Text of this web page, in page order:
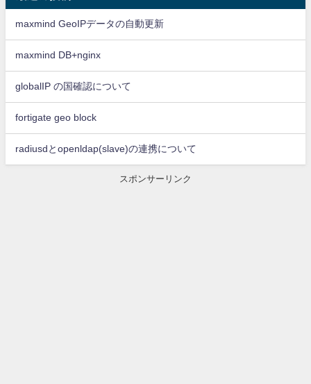
maxmind GeoIPデータの自動更新
maxmind DB+nginx
globalIP の国確認について
fortigate geo block
radiusdとopenldap(slave)の連携について
スポンサーリンク